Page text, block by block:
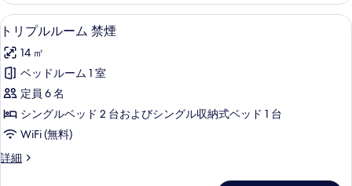
の
写
真
を
表
示
す
る
ベ
ッ
ド
9
㎡
(喫
煙)
の
ル
ー
120
cm
ベ
ッ
ド
9
㎡
(喫
ト
リ
プ
ル
ル
ー
禁
羽毛の掛け布団、デスク、遮光カー
13
トリプルルーム 禁煙
14 ㎡
ベッドルーム 1 室
定員 6 名
シングルベッド 2 台およびシングル収納式ベッド 1 台
WiFi (無料)
詳細
ト